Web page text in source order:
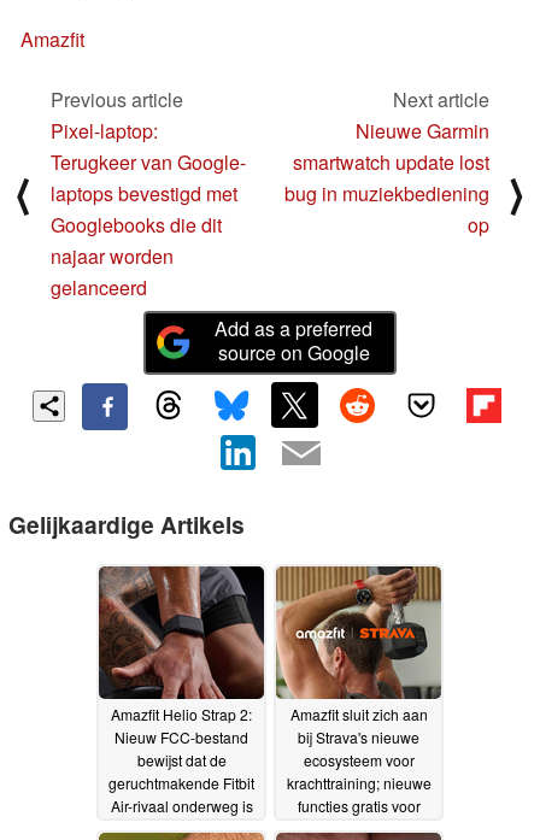
Amazfit
⟨
Previous article
Pixel-laptop:
Terugkeer van Google-
laptops bevestigd met
Googlebooks die dit
najaar worden
gelanceerd
Next article
Nieuwe Garmin
smartwatch update lost
bug in muziekbediening
op
⟩
Add as a preferred
source on Google
Gelijkaardige Artikels
Amazfit Helio Strap 2:
Nieuw FCC-bestand
bewijst dat de
geruchtmakende Fitbit
Air-rivaal onderweg is
28-05-2026
Amazfit sluit zich aan
bij Strava's nieuwe
ecosysteem voor
krachttraining; nieuwe
functies gratis voor
iedereen26-05-2026